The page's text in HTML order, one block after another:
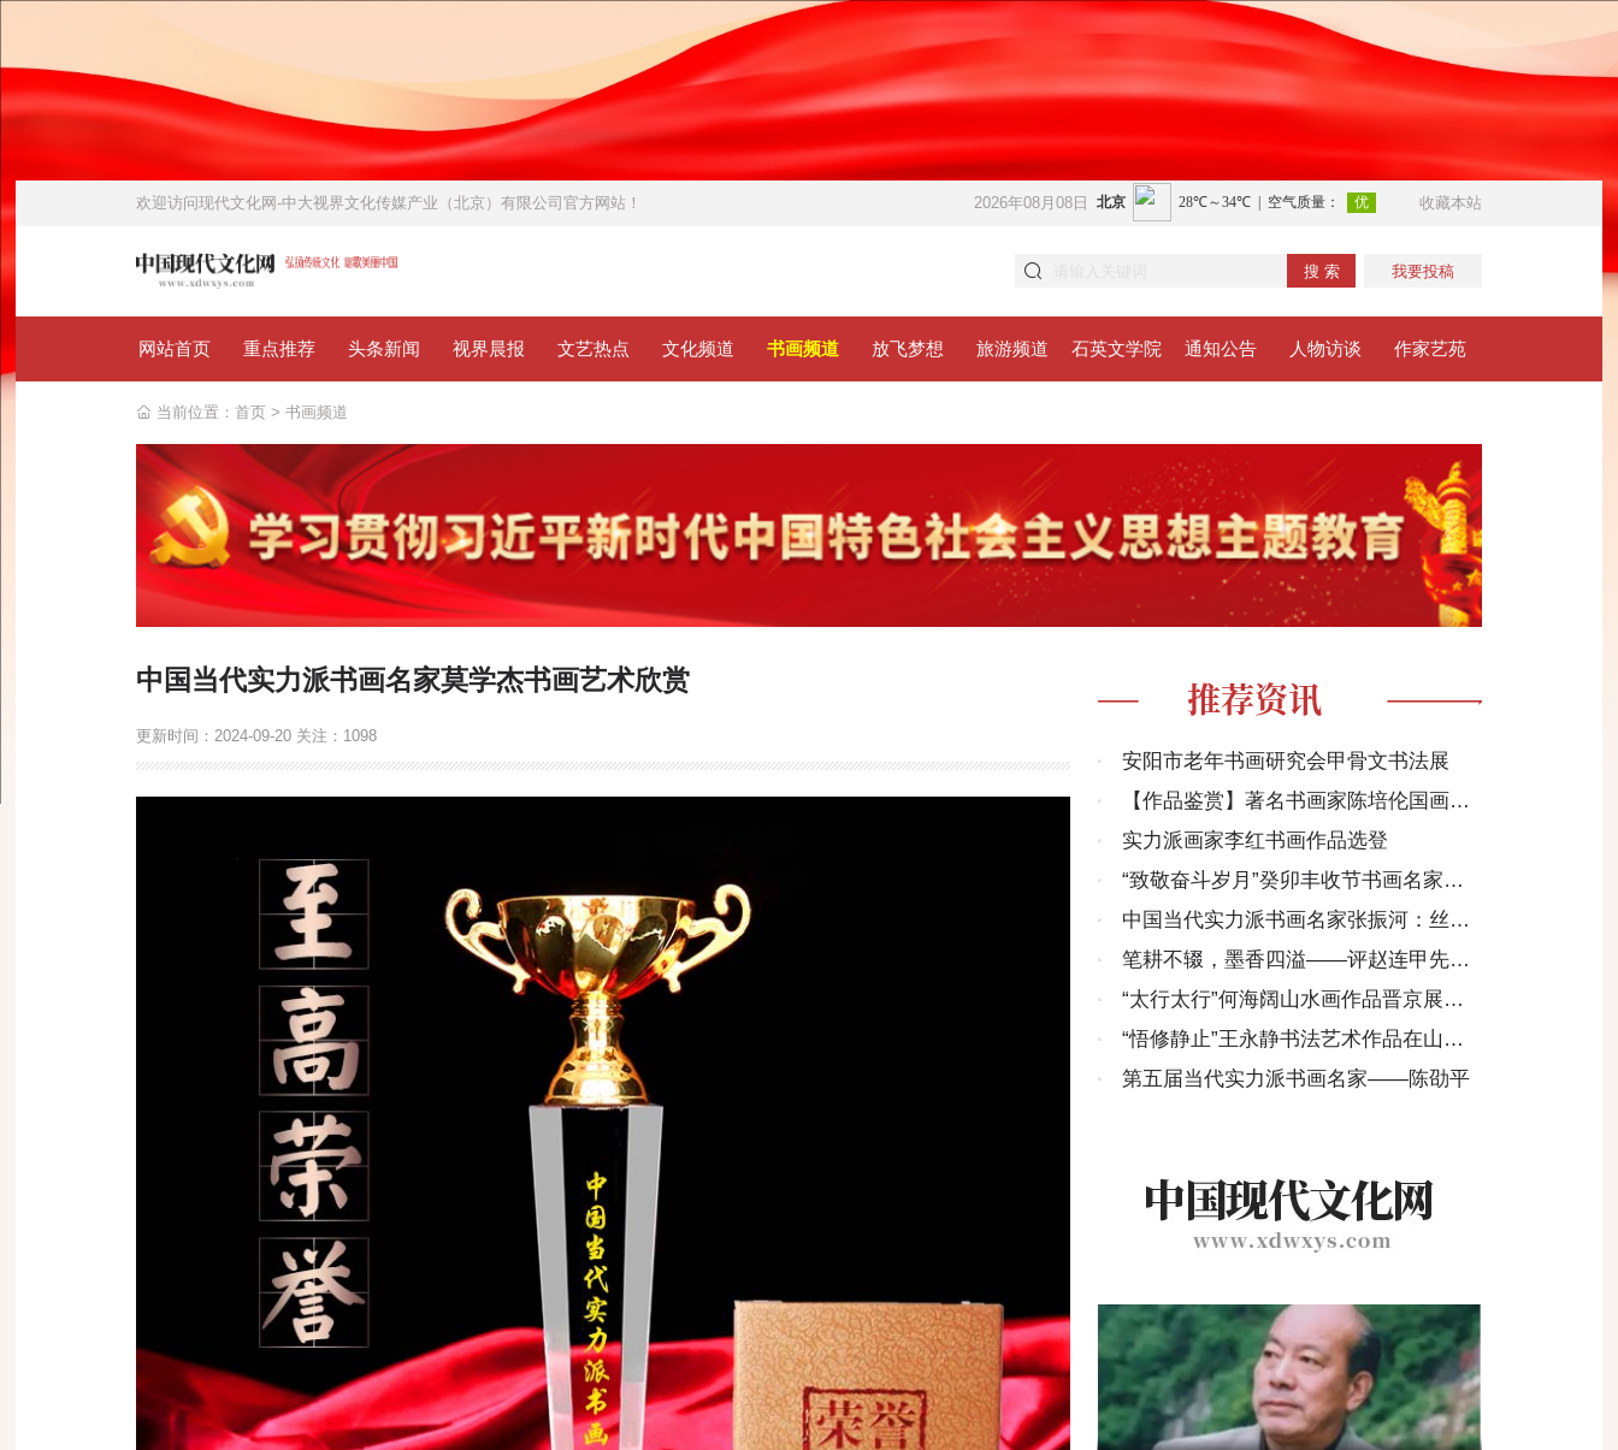
欢迎访问现代文化网-中大视界文化传媒产业（北京）有限公司官方网站！ 2026年08月08日 收藏本站
搜 索 我要投稿
网站首页 重点推荐 头条新闻 视界晨报 文艺热点 文化频道 书画频道 放飞梦想 旅游频道 石英文学院 通知公告 人物访谈 作家艺苑
当前位置： 首页> 书画频道
推荐资讯
·
安阳市老年书画研究会甲骨文书法展
·
【作品鉴赏】著名书画家陈培伦国画作
品欣赏
·
实力派画家李红书画作品选登
·
“致敬奋斗岁月”癸卯丰收节书画名家邀
请展开幕在京举行
·
中国当代实力派书画名家张振河：丝绸
画欣赏（一）
·
笔耕不辍，墨香四溢——评赵连甲先生
的书法艺术
·
“太行太行”何海阔山水画作品晋京展在
京启幕
·
“悟修静止”王永静书法艺术作品在山东
省文化馆展出
· 第五届当代实力派书画名家——陈劭平
中国当代实力派书画名家莫学杰书画艺术欣赏
更新时间：2024-09-20 关注： 1098